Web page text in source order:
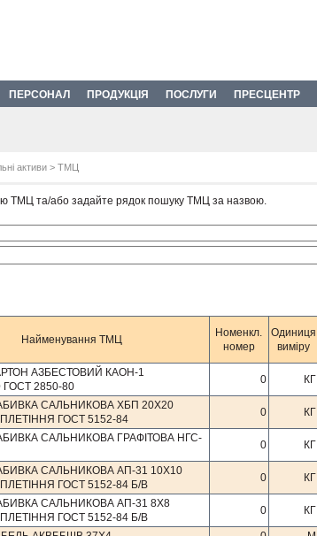
ПЕРСОНАЛ ПРОДУКЦІЯ ПОСЛУГИ ПРЕСЦЕНТР
активи > ТМЦ
ТМЦ та/або задайте рядок пошуку ТМЦ за назвою.
Найменування ТМЦ
Номенкл.
номер
Одиниця
виміру
АЗБЕСТОВИЙ КАОН-1
ГОСТ 2850-80
0 КГ
САЛЬНИКОВА ХБП 20Х20
ГОСТ 5152-84
0 КГ
САЛЬНИКОВА ГРАФІТОВА НГС-
0 КГ
САЛЬНИКОВА АП-31 10Х10
ГОСТ 5152-84 Б/В
0 КГ
САЛЬНИКОВА АП-31 8Х8
ГОСТ 5152-84 Б/В
0 КГ